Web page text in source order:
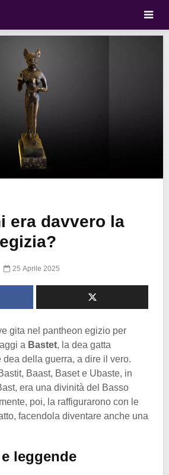
era davvero la
25 Aprile 2025
gita nel pantheon egizio per
a Bastet, la dea gatta
dea della guerra, a dire il vero.
Baast, Baset e Ubaste, in
era una divinità del Basso
poi, la raffigurarono con le
facendola diventare anche una
leggende